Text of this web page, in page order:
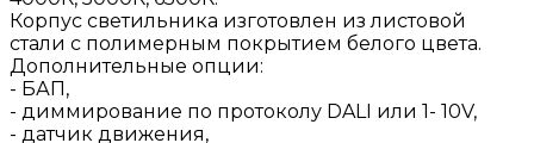
Корпус светильника изготовлен из листовой
стали с полимерным покрытием белого цвета.
Дополнительные опции:
- БАП,
- диммирование по протоколу DALI или 1- 10V,
- датчик движения,